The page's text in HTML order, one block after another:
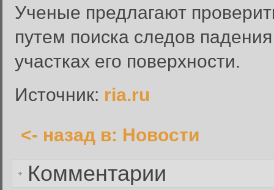
Ученые предлагают
путем поиска следов
участках его поверхности.
Источник: ria.ru
<- назад в: Новости
Комментарии